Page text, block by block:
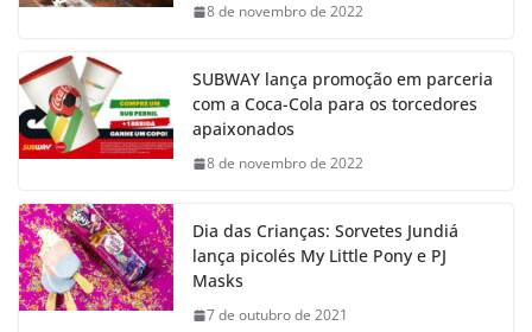
8 de novembro de 2022
SUBWAY lança promoção em parceria
com a Coca-Cola para os torcedores
apaixonados
8 de novembro de 2022
Dia das Crianças: Sorvetes Jundiá
lança picolés My Little Pony e PJ
Masks
7 de outubro de 2021